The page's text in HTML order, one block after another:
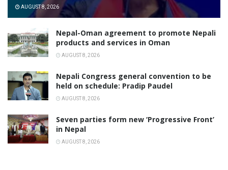
AUGUST 8, 2026
Nepal-Oman agreement to promote Nepali
products and services in Oman
AUGUST 8, 2026
Nepali Congress general convention to be
held on schedule: Pradip Paudel
AUGUST 8, 2026
Seven parties form new ‘Progressive Front’
in Nepal
AUGUST 8, 2026